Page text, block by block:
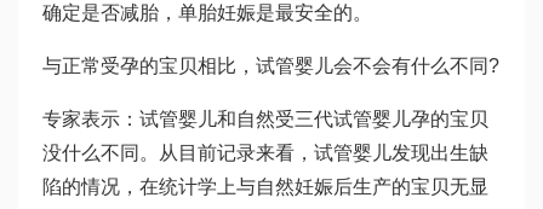
确定是否减胎，单胎妊娠是最安全的。
与正常受孕的宝贝相比，试管婴儿会不会有什么不同?
专家表示：试管婴儿和自然受三代试管婴儿孕的宝贝
没什么不同。从目前记录来看，试管婴儿发现出生缺
陷的情况，在统计学上与自然妊娠后生产的宝贝无显